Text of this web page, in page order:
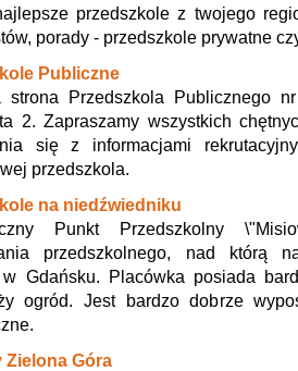
przedszkole z twojego
porady - przedszkole prywatne
Publiczne
strona Przedszkola Publicznego
2. Zapraszamy wszystkich
się z informacjami
przedszkola.
na niedźwiedniku
Punkt Przedszkolny
przedszkolnego, nad którą
Gdańsku. Placówka posiada
ogród. Jest bardzo dobrze
Zielona Góra